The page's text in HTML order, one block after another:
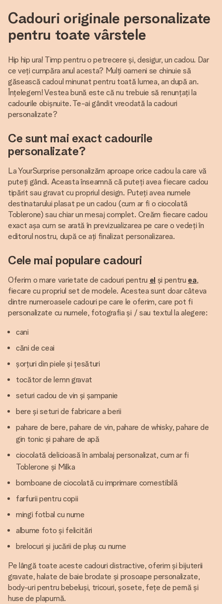
Cadouri originale personalizate
pentru toate vârstele
Hip hip ura! Timp pentru o petrecere și, desigur, un cadou. Dar
ce veți cumpăra anul acesta? Mulți oameni se chinuie să
găsească cadoul minunat pentru toată lumea, an după an.
Înțelegem! Vestea bună este că nu trebuie să renunțați la
cadourile obișnuite. Te-ai gândit vreodată la cadouri
personalizate?
Ce sunt mai exact cadourile
personalizate?
La YourSurprise personalizăm aproape orice cadou la care vă
puteți gândi. Aceasta înseamnă că puteți avea fiecare cadou
tipărit sau gravat cu propriul design. Puteți avea numele
destinatarului plasat pe un cadou (cum ar fi o ciocolată
Toblerone) sau chiar un mesaj complet. Creăm fiecare cadou
exact așa cum se arată în previzualizarea pe care o vedeți în
editorul nostru, după ce ați finalizat personalizarea.
Cele mai populare cadouri
Oferim o mare varietate de cadouri pentru el și pentru ea,
fiecare cu propriul set de modele. Acestea sunt doar câteva
dintre numeroasele cadouri pe care le oferim, care pot fi
personalizate cu numele, fotografia și / sau textul la alegere:
cani
căni de ceai
șorțuri din piele și țesături
tocător de lemn gravat
seturi cadou de vin și șampanie
bere și seturi de fabricare a berii
pahare de bere, pahare de vin, pahare de whisky, pahare de
gin tonic și pahare de apă
ciocolată delicioasă în ambalaj personalizat, cum ar fi
Toblerone și Milka
bomboane de ciocolată cu imprimare comestibilă
farfurii pentru copii
mingi fotbal cu nume
albume foto și felicitări
brelocuri și jucării de pluș cu nume
Pe lângă toate aceste cadouri distractive, oferim și bijuterii
gravate, halate de baie brodate și prosoape personalizate,
body-uri pentru bebeluși, tricouri, șosete, fețe de pernă și
huse de plapumă.